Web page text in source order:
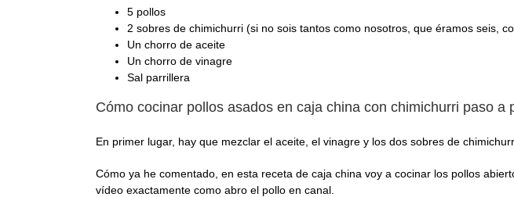
5 pollos
2 sobres de chimichurri (si no sois tantos como nosotros, que éramos seis,
Un chorro de aceite
Un chorro de vinagre
Sal parrillera
Cómo cocinar pollos asados en caja china con chimichurri paso a
En primer lugar, hay que mezclar el aceite, el vinagre y los dos sobres de
Cómo ya he comentado, en esta receta de caja china voy a cocinar los pollos
vídeo exactamente como abro el pollo en canal.